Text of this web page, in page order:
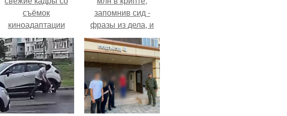
съёмок
киноадаптации
"Рапунцель", и всё
внимание
моментально
оказалось
приковано к Тиган
крофт.
запомнив сид -
фразы из дела, и
советовался с
Chatgpt, как их
потратить.